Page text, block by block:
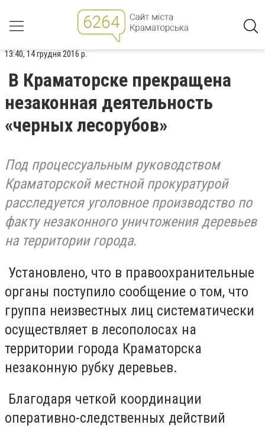
13:40, 14 грудня 2016 р.
В Краматорске прекращена
незаконная деятельность
«черных лесорубов»
Под процессуальным руководством
Краматорской местной прокуратурой
расследуется уголовное производство по
факту незаконного уничтожения деревьев
на территории города.
Установлено, что в правоохранительные
органы поступило сообщение о том, что
группа неизвестных лиц систематически
осуществляет в лесополосах на
территории города Краматорска
незаконную рубку деревьев.
Благодаря четкой координации
оперативно-следственных действий